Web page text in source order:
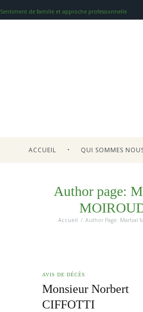
Sentiment de famille et approche professionnelle
ACCUEIL QUI SOMMES
Author page:
Accueil Author Page: Martial
AVIS DE DÉCÈS
Monsieur Norbert
CIFFOTTI